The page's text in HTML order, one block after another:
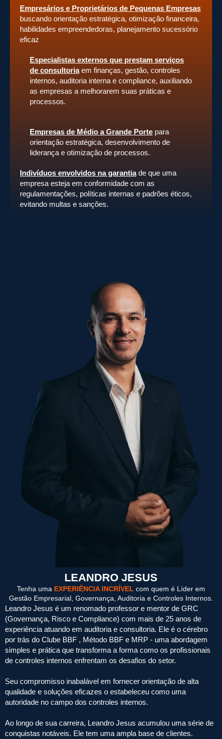
Empresários e Proprietários de Pequenas Empresas
buscando orientação estratégica, otimização financeira,
habilidades empreendedoras, planejamento sucessório
eficaz
Especialistas externos que prestam serviços
de consultoriaem finanças, gestão, controles
internos, auditoria interna e compliance, auxiliando
as empresas a melhorarem suas práticas e
processos.
Empresas de Médio a Grande Porte para
orientação estratégica, desenvolvimento de
liderança e otimização de processos.
Indivíduos envolvidos na garantiade que uma
empresa esteja em conformidade com as
regulamentações, políticas internas e padrões éticos,
evitando multas e sanções.
LEANDRO JESUS
Tenha uma EXPERIÊNCIA INCRÍVEL com quem é Líder em
Gestão Empresarial, Governança, Auditoria e Controles Internos.
Leandro Jesus é um renomado professor e mentor de GRC
(Governança, Risco e Compliance) com mais de 25 anos de
experiência atuando em auditoria e consultoria. Ele é o cérebro
por trás do Clube BBF , Método BBF e MRP - uma abordagem
simples e prática que transforma a forma como os profissionais
de controles internos enfrentam os desafios do setor.
Seu compromisso inabalável em fornecer orientação de alta
qualidade e soluções eficazes o estabeleceu como uma
autoridade no campo dos controles internos.
Ao longo de sua carreira, Leandro Jesus acumulou uma série de
conquistas notáveis. Ele tem uma ampla base de clientes.